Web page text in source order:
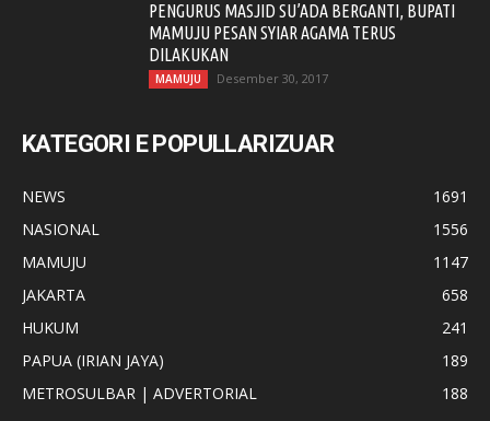
PENGURUS MASJID SU’ADA BERGANTI, BUPATI
MAMUJU PESAN SYIAR AGAMA TERUS
DILAKUKAN
MAMUJU Desember 30, 2017
KATEGORI E POPULLARIZUAR
NEWS
1691
NASIONAL
1556
MAMUJU
1147
JAKARTA
658
HUKUM
241
PAPUA (IRIAN JAYA)
189
METROSULBAR | ADVERTORIAL
188